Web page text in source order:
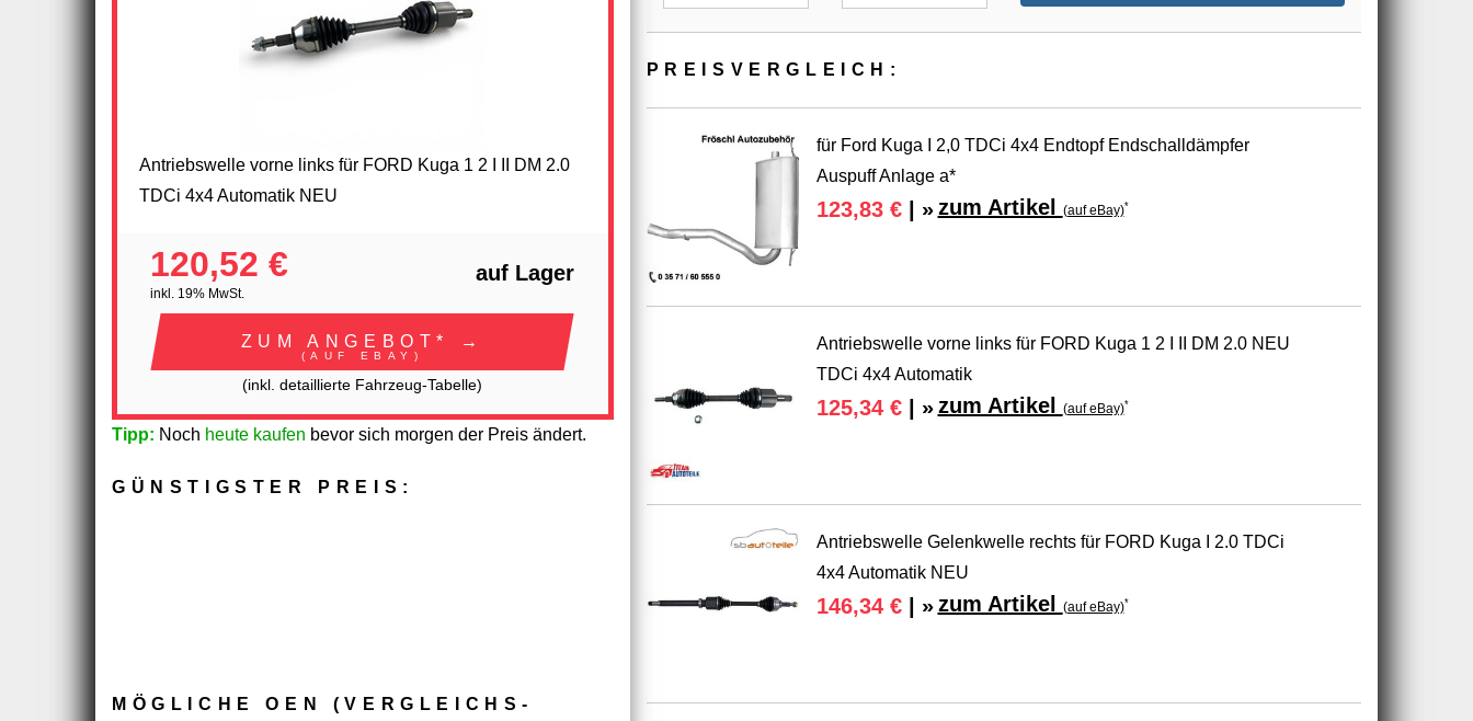
Antriebswelle vorne links für FORD Kuga 1 2 I II DM 2.0
TDCi 4x4 Automatik NEU
120,52 €
inkl. 19% MwSt.
auf Lager
ZUM ANGEBOT* →
(AUF EBAY)
(inkl. detaillierte Fahrzeug-Tabelle)
Tipp: Noch heute kaufen bevor sich morgen der Preis ändert.
GÜNSTIGSTER PREIS:
MÖGLICHE OEN (VERGLEICHS­
PREIS­VER­GLEICH:
für Ford Kuga I 2,0 TDCi 4x4 Endtopf Endschalldämpfer
Auspuff Anlage a*
123,83 €| » zum Artikel (auf eBay)*
Antriebswelle vorne links für FORD Kuga 1 2 I II DM 2.0 NEU
TDCi 4x4 Automatik
125,34 €| » zum Artikel (auf eBay)*
Antriebswelle Gelenkwelle rechts für FORD Kuga I 2.0 TDCi
4x4 Automatik NEU
146,34 €| » zum Artikel (auf eBay)*